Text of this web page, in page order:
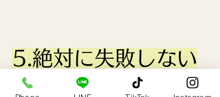
5.絶対に失敗しない
外壁の色選び：8つ